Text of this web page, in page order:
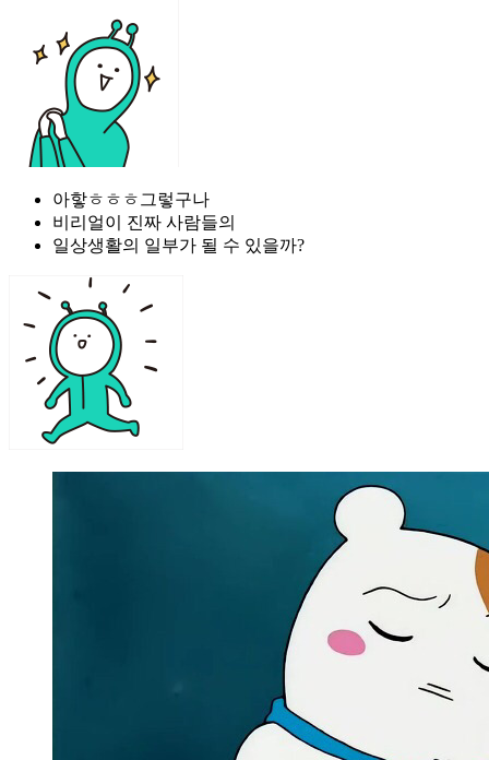
아핳ㅎㅎㅎ그렇구나
비리얼이 진짜 사람들의
일상생활의 일부가 될 수 있을까?